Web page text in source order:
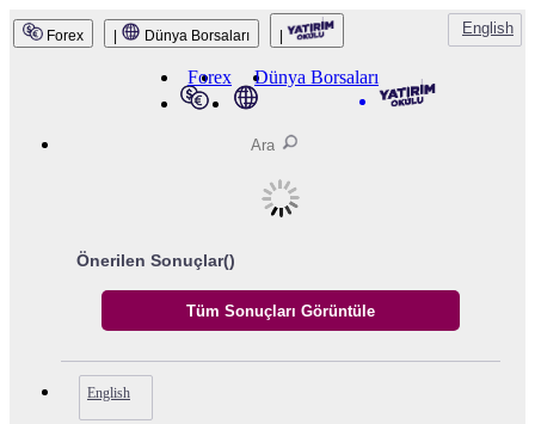
Forex Dünya Borsaları English
Forex Dünya Borsaları
Önerilen Sonuçlar()
English